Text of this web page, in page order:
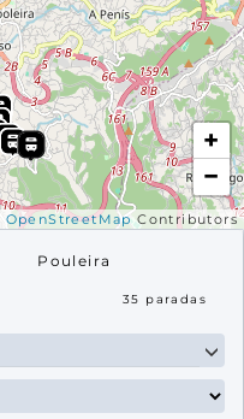
Pouleira
35 paradas
+
−
OpenStreetMapContributors